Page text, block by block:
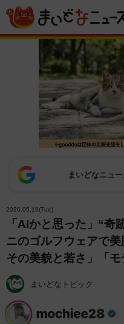
まいどなニュ
2026.05.19(Tue)
「AIかと思った」“奇
ニのゴルフウェアで
その美貌と若さ」「モ
まいどなトピック